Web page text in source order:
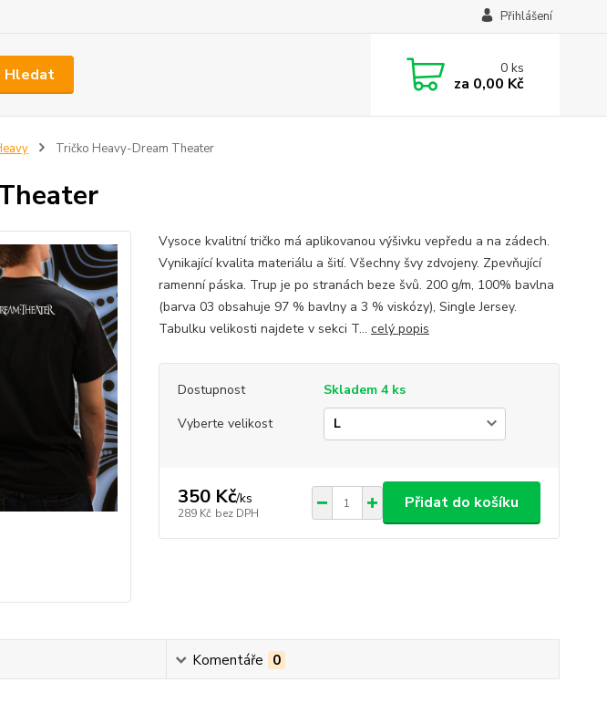
Přihlášení
Hledat 0ks
za 0,00 Kč
Tričko Heavy-Dream Theater
Vysoce kvalitní tričko má aplikovanou výšivku vepředu a na zádech.
Vynikající kvalita materiálu a šití. Všechny švy zdvojeny. Zpevňující
ramenní páska. Trup je po stranách beze švů. 200 g/m, 100% bavlna
(barva 03 obsahuje 97 % bavlny a 3 % viskózy), Single Jersey.
Tabulku velikosti najdete v sekci T... celý popis
Dostupnost
Skladem 4 ks
Vyberte velikost
350 Kč/ks
289 Kč bez DPH
Přidat do košíku
Komentáře 0